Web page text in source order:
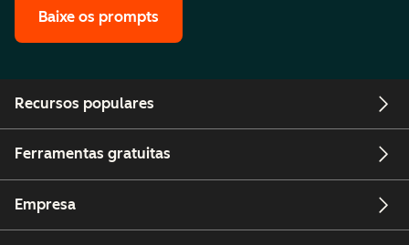
Baixe os prompts
Recursos populares
Ferramentas gratuitas
Empresa